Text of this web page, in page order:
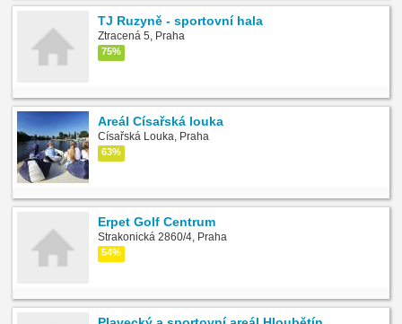
TJ Ruzyně - sportovní hala
Ztracená 5, Praha
75%
Areál Císařská louka
Císařská Louka, Praha
63%
Erpet Golf Centrum
Strakonická 2860/4, Praha
54%